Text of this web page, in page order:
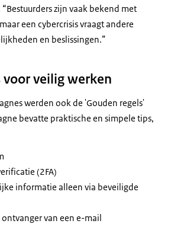
“Bestuurders zijn vaak bekend met
een cybercrisis vraagt andere
en beslissingen.”
voor veilig werken
werden ook de 'Gouden regels'
bevatte praktische en simpele tips,
(2FA)
informatie alleen via beveiligde
van een e-mail